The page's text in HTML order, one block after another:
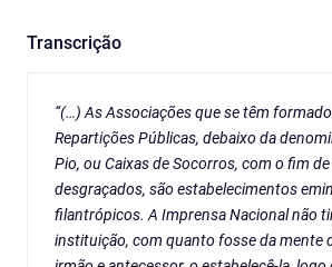
Transcrição
“(…) As Associações que se têm
Repartições Públicas, debaixo da
Pio, ou Caixas de Socorros, com o fim
desgraçados, são estabelecimentos
filantrópicos. A Imprensa Nacional não
instituição, com quanto fosse da mente